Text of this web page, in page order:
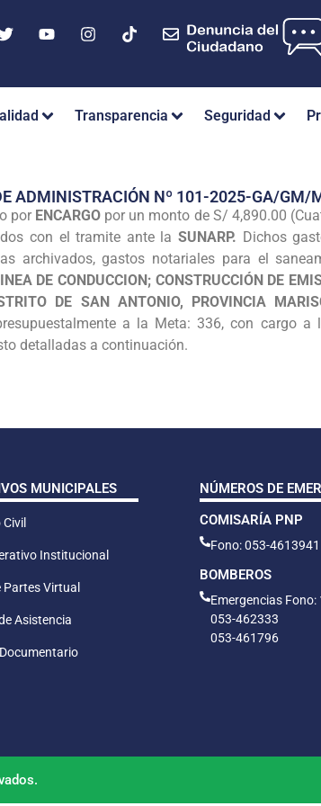
Transparencia Seguridad
ADMINISTRACIÓN Nº 101-2025-GA/GM/
por ENCARGO por un monto de S/ 4,890.00
con el tramite ante la SUNARP. Dichos
archivados, gastos notariales para el
DE CONDUCCION; CONSTRUCCIÓN DE
DE SAN ANTONIO, PROVINCIA
a la Meta: 336, con cargo a
detalladas a continuación.
MUNICIPALES
Institucional
Partes Virtual
Asistencia
NÚMEROS DE
COMISARÍA PNP
Fono: 053-4613941
BOMBEROS
Emergencias Fono:
053-462333
053-461796